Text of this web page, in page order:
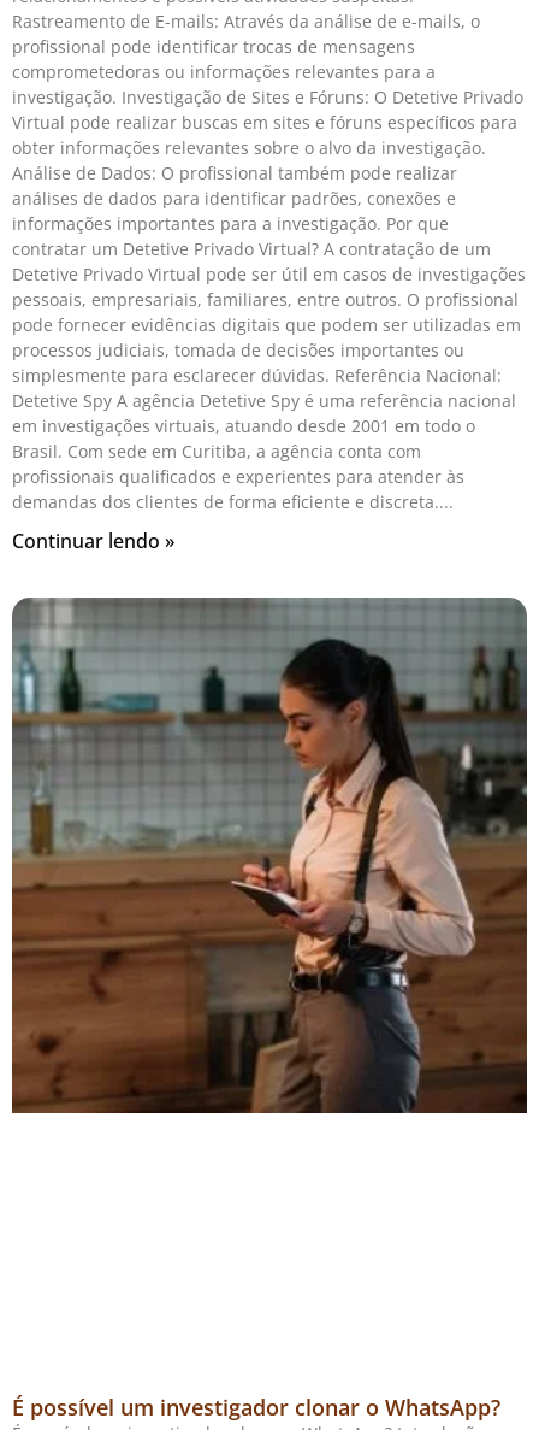
Rastreamento de E-mails: Através da análise de e-mails, o
profissional pode identificar trocas de mensagens
comprometedoras ou informações relevantes para a
investigação. Investigação de Sites e Fóruns: O Detetive Privado
Virtual pode realizar buscas em sites e fóruns específicos para
obter informações relevantes sobre o alvo da investigação.
Análise de Dados: O profissional também pode realizar
análises de dados para identificar padrões, conexões e
informações importantes para a investigação. Por que
contratar um Detetive Privado Virtual? A contratação de um
Detetive Privado Virtual pode ser útil em casos de investigações
pessoais, empresariais, familiares, entre outros. O profissional
pode fornecer evidências digitais que podem ser utilizadas em
processos judiciais, tomada de decisões importantes ou
simplesmente para esclarecer dúvidas. Referência Nacional:
Detetive Spy A agência Detetive Spy é uma referência nacional
em investigações virtuais, atuando desde 2001 em todo o
Brasil. Com sede em Curitiba, a agência conta com
profissionais qualificados e experientes para atender às
demandas dos clientes de forma eficiente e discreta.
Continuar lendo »
É possível um investigador clonar o WhatsApp?